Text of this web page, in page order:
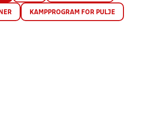
KAMPPROGRAM FOR PULJE